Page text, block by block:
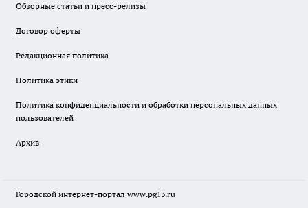
Обзорные статьи и пресс-релизы
Договор оферты
Редакционная политика
Политика этики
Политика конфиденциальности и обработки персональных данных
пользователей
Архив
Городской интернет-портал www.pg13.ru